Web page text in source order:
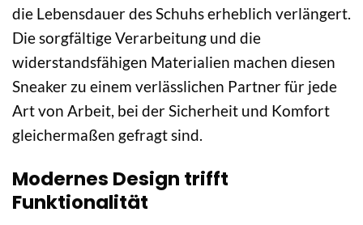
die Lebensdauer des Schuhs erheblich verlängert.
Die sorgfältige Verarbeitung und die
widerstandsfähigen Materialien machen diesen
Sneaker zu einem verlässlichen Partner für jede
Art von Arbeit, bei der Sicherheit und Komfort
gleichermaßen gefragt sind.
Modernes Design trifft
Funktionalität